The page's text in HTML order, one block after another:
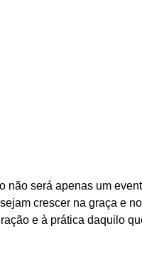
não será apenas um
crescer na graça e
e à prática daquilo